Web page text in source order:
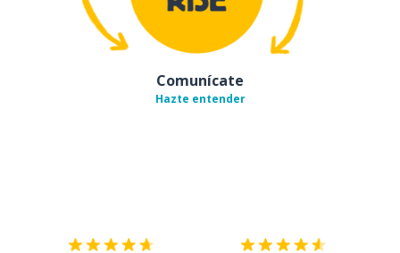
Comunícate
Hazte entender